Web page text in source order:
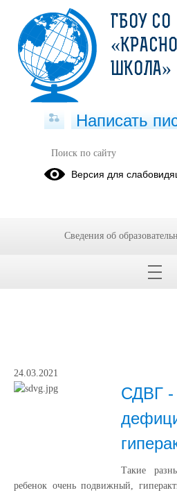
Логопед
24.03.2021
СДВГ -
Такие
ребенок очень подвижный,
ГБОУ СО
ШКОЛА»
Написать
Версия для
Сведения об